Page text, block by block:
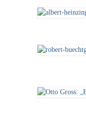
Richild Holt
Theodor